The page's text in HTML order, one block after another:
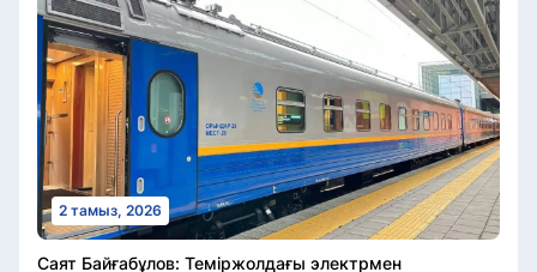
2 тамыз, 2026
Саят Байғабұлов: Теміржолдағы электрмен